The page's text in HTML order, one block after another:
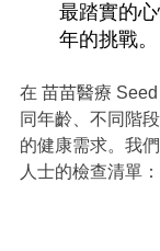
最踏實的
年的挑戰。
在 苗苗醫療
同年齡、不同階
的健康需求。我
人士的檢查清單：